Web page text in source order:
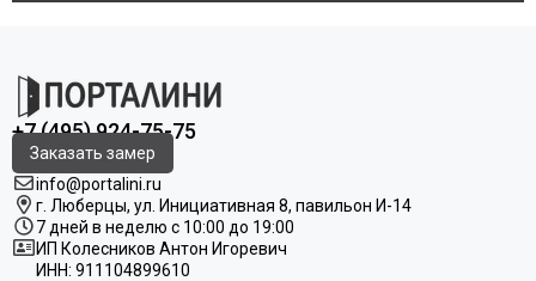
+7 (495) 924-75-75
Заказать замер
info@portalini.ru
г. Люберцы, ул. Инициативная 8, павильон И-14
7 дней в неделю с 10:00 до 19:00
ИП Колесников Антон Игоревич
ИНН: 911104899610